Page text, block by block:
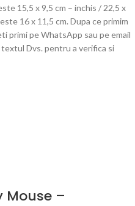
15,5 x 9,5 cm – inchis / 22,5 x
16 x 11,5 cm. Dupa ce primim
primi pe WhatsApp sau pe email
Dvs. pentru a verifica si
Mouse –